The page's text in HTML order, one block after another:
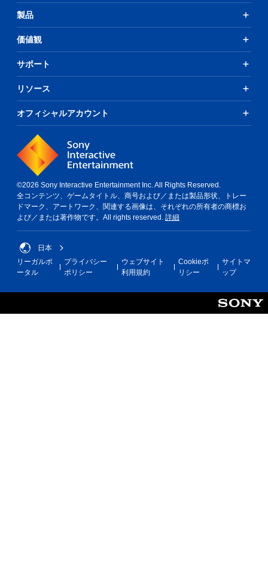
製品
価値観
サポート
リソース
オフィシャルアカウント
©2026 Sony Interactive Entertainment Inc. All Rights Reserved.
全コンテンツ、ゲームタイトル、商号および／または製品形状、トレー
ドマーク、アートワーク、関連する画像は、それぞれの所有者の商標お
よび／または著作物です。All rights reserved. 詳細
日本
リーガルポ
ータル
プライバシー
ポリシー
ウェブサイト
利用規約
Cookieポ
リシー
サイトマ
ップ